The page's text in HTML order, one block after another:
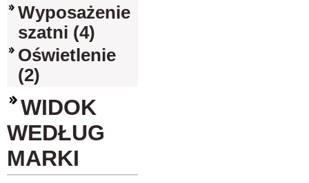
Wyposażenie
szatni (4)
Oświetlenie
(2)
WIDOK
WEDŁUG
MARKI